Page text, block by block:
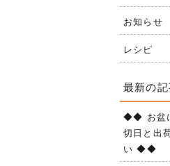
お知らせ
レシピ
最新の記
◆◆ お盆
切日と出
い ◆◆